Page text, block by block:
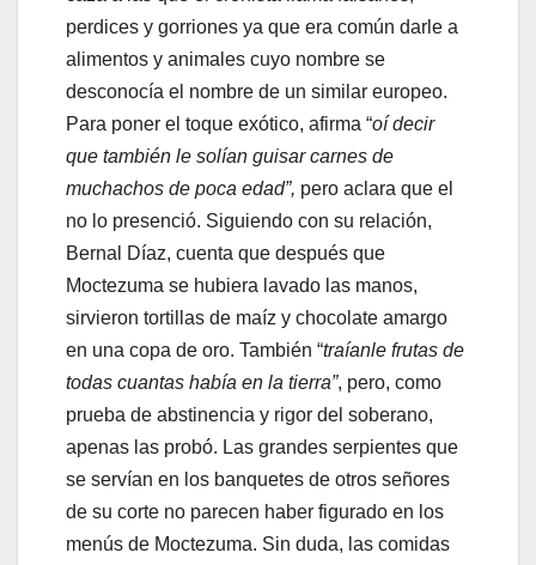
perdices y gorriones ya que era común darle a
alimentos y animales cuyo nombre se
desconocía el nombre de un similar europeo.
Para poner el toque exótico, afirma “oí decir
que también le solían guisar carnes de
muchachos de poca edad”, pero aclara que el
no lo presenció. Siguiendo con su relación,
Bernal Díaz, cuenta que después que
Moctezuma se hubiera lavado las manos,
sirvieron tortillas de maíz y chocolate amargo
en una copa de oro. También “traíanle frutas de
todas cuantas había en la tierra”, pero, como
prueba de abstinencia y rigor del soberano,
apenas las probó. Las grandes serpientes que
se servían en los banquetes de otros señores
de su corte no parecen haber figurado en los
menús de Moctezuma. Sin duda, las comidas